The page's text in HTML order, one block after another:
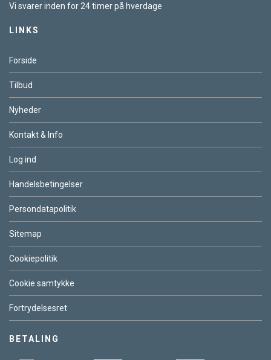
Vi svarer inden for 24 timer på hverdage
LINKS
Forside
Tilbud
Nyheder
Kontakt & Info
Log ind
Handelsbetingelser
Persondatapolitik
Sitemap
Cookiepolitik
Cookie samtykke
Fortrydelsesret
BETALING